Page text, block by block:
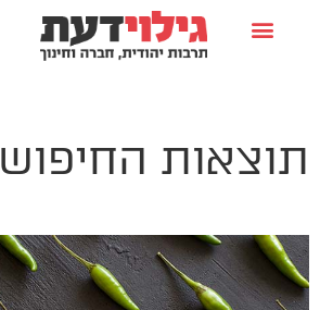
תוצאות החיפוש